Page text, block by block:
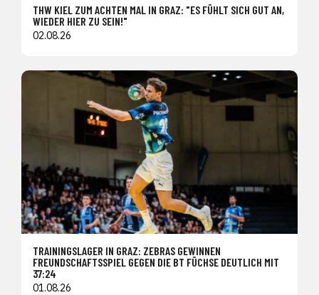
THW KIEL ZUM ACHTEN MAL IN GRAZ: "ES FÜHLT SICH GUT AN,
WIEDER HIER ZU SEIN!"
02.08.26
TRAININGSLAGER IN GRAZ: ZEBRAS GEWINNEN
FREUNDSCHAFTSSPIEL GEGEN DIE BT FÜCHSE DEUTLICH MIT
37:24
01.08.26